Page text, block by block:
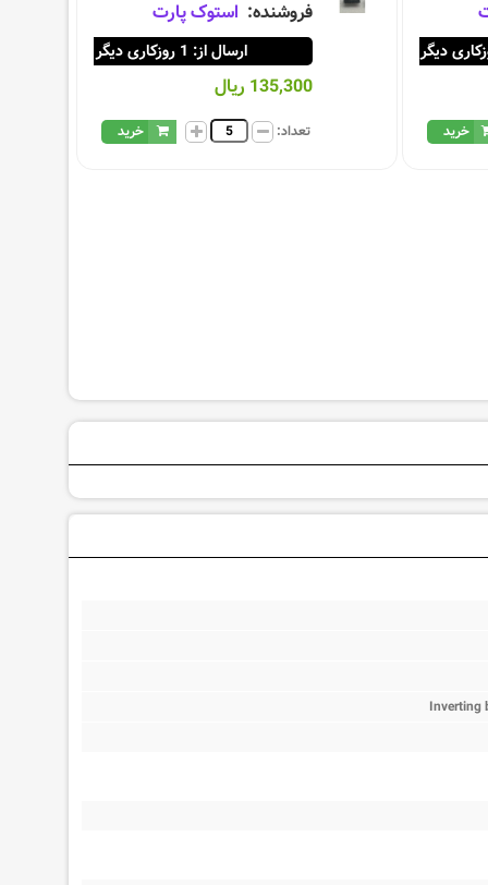
خرید
فروشنده: استوک پارت
ارسال از: 1 روزکاری دیگر
135,300 ریال
تعداد: خرید
Inverting